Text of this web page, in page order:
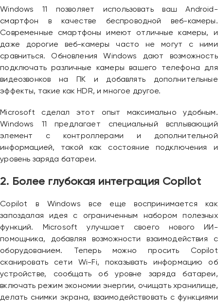
Windows 11 позволяет использовать ваш Android-
смартфон в качестве беспроводной веб-камеры.
Современные смартфоны имеют отличные камеры, и
даже дорогие веб-камеры часто не могут с ними
сравниться. Обновления Windows дают возможность
подключать различные камеры вашего телефона для
видеозвонков на ПК и добавлять дополнительные
эффекты, такие как HDR, и многое другое.
Microsoft сделал этот опыт максимально удобным.
Windows 11 предлагает специальный всплывающий
элемент с контроллерами и дополнительной
информацией, такой как состояние подключения и
уровень заряда батареи.
2. Более глубокая интеграция Copilot
Copilot в Windows все еще воспринимается как
запоздалая идея с ограниченным набором полезных
функций. Microsoft улучшает своего нового ИИ-
помощника, добавляя возможности взаимодействия с
оборудованием. Теперь можно просить Copilot
сканировать сети Wi-Fi, показывать информацию об
устройстве, сообщать об уровне заряда батареи,
включать режим экономии энергии, очищать хранилище,
делать снимки экрана, взаимодействовать с функциями